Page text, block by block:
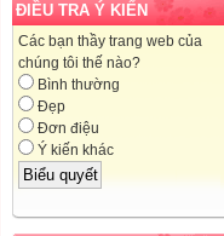
ĐIỀU TRA Ý KIẾN
Các bạn thầy trang web của
chúng tôi thế nào?
Bình thường
Đẹp
Đơn điệu
Ý kiến khác